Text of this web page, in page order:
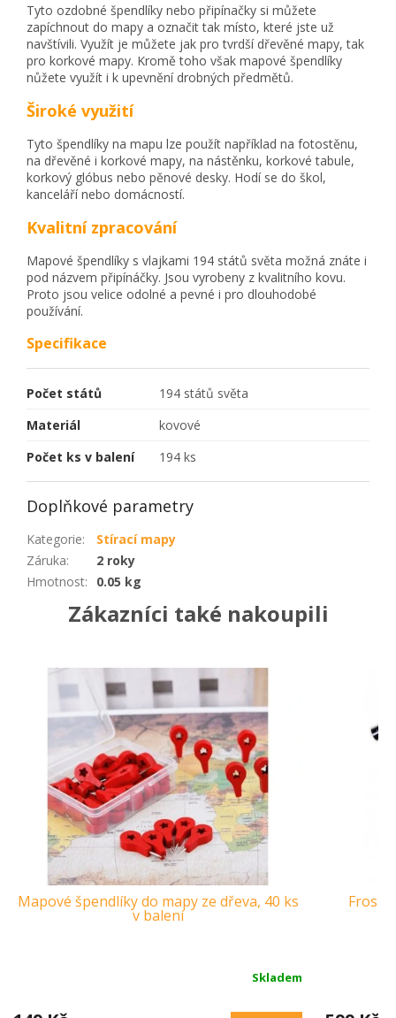
Tyto ozdobné špendlíky nebo připínačky si můžete
zapíchnout do mapy a označit tak místo, které jste už
navštívili. Využít je můžete jak pro tvrdší dřevěné mapy, tak
pro korkové mapy. Kromě toho však mapové špendlíky
nůžete využít i k upevnění drobných předmětů.
Široké využití
Tyto špendlíky na mapu lze použít například na fotostěnu,
na dřevěné i korkové mapy, na nástěnku, korkové tabule,
korkový glóbus nebo pěnové desky. Hodí se do škol,
kanceláří nebo domácností.
Kvalitní zpracování
Mapové špendlíky s vlajkami 194 států světa možná znáte i
pod názvem připínáčky. Jsou vyrobeny z kvalitního kovu.
Proto jsou velice odolné a pevné i pro dlouhodobé
používání.
Specifikace
Počet států
194 států světa
Materiál
kovové
Počet ks v balení
194 ks
Doplňkové parametry
Kategorie:
Stírací mapy
Záruka:
2 roky
Hmotnost: 0.05 kg
Zákazníci také nakoupili
Mapové špendlíky do mapy ze dřeva, 40 ks
v balení
Skladem